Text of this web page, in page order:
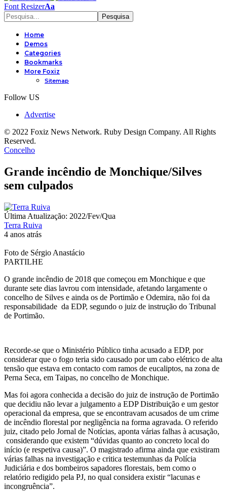
Font ResizerAa
Home
Demos
Categories
Bookmarks
More Foxiz
Sitemap
Follow US
Advertise
© 2022 Foxiz News Network. Ruby Design Company. All Rights
Reserved.
Concelho
Grande incêndio de Monchique/Silves
sem culpados
Última Atualização: 2022/Fev/Qua
Terra Ruiva
4 anos atrás
Foto de Sérgio Anastácio
PARTILHE
O grande incêndio de 2018 que começou em Monchique e que
durante sete dias lavrou com intensidade, afetando largamente o
concelho de Silves e ainda os de Portimão e Odemira, não foi da
responsabilidade da EDP, segundo o juiz de instrução do Tribunal
de Portimão.
Recorde-se que o Ministério Público tinha acusado a EDP, por
considerar que o fogo teria sido causado por um cabo elétrico de alta
tensão que estava em contacto com ramos de eucaliptos, na zona de
Perna Seca, em Taipas, no concelho de Monchique.
Mas foi agora conhecida a decisão do juiz de instrução de Portimão
que decidiu não levar a julgamento a EDP Distribuição e um gestor
operacional da empresa, que se encontravam acusados de um crime
de incêndio florestal por negligência na forma agravada. O referido
juiz, citado pelo Jornal de Notícias, aponta várias falhas à acusação,
considerando que existem “dúvidas quanto ao concreto local do
início (e respetiva causa)”. O magistrado afirma ainda que existiram
várias falhas na investigação e critica testemunhas da Polícia
Judiciária e dos bombeiros sapadores florestais, bem como o
relatório redigido pela PJ, no qual considera existir “lacunas e
incongruência”.